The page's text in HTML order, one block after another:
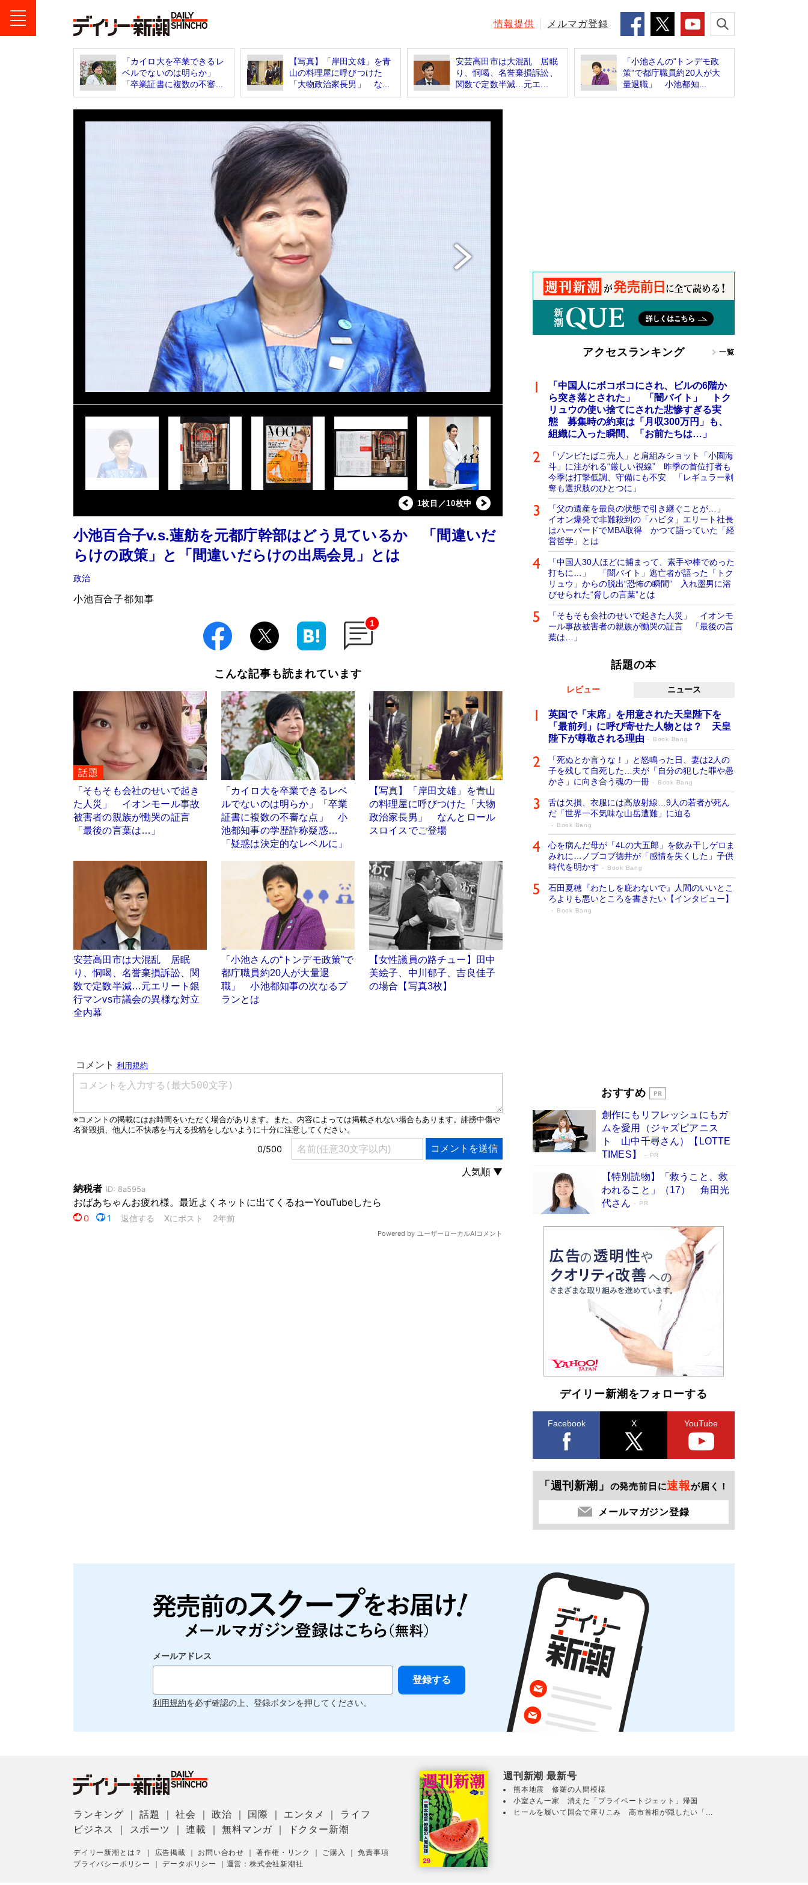
情報提供 メルマガ登録
「カイロ大を卒業できるレ
ベルでないのは明らか」
「卒業証書に複数の不審...
【写真】「岸田文雄」を青
山の料理屋に呼びつけた
「大物政治家長男」 な...
安芸高田市は大混乱 居眠
り、恫喝、名誉棄損訴訟、
関数で定数半減…元エ...
「小池さんの“トンデモ政
策”で都庁職員約20人が大
量退職」 小池都知...
1枚目／10枚中
小池百合子v.s.蓮舫を元都庁幹部はどう見ているか 「間違いだ
らけの政策」と「間違いだらけの出馬会見」とは
政治
小池百合子都知事
1
こんな記事も読まれています
話題
「そもそも会社のせいで起き
た人災」 イオンモール事故
被害者の親族が慟哭の証言
「最後の言葉は…」
「カイロ大を卒業できるレベ
ルでないのは明らか」「卒業
証書に複数の不審な点」 小
池都知事の学歴詐称疑惑…
「疑惑は決定的なレベルに」
【写真】「岸田文雄」を青山
の料理屋に呼びつけた「大物
政治家長男」 なんとロール
スロイスでご登場
安芸高田市は大混乱 居眠
り、恫喝、名誉棄損訴訟、関
数で定数半減…元エリート銀
行マンvs市議会の異様な対立
全内幕
「小池さんの“トンデモ政策”で
都庁職員約20人が大量退
職」 小池都知事の次なるプ
ランとは
【女性議員の路チュー】田中
美絵子、中川郁子、吉良佳子
の場合【写真3枚】
アクセスランキング 一覧
「中国人にボコボコにされ、ビルの6階か
ら突き落とされた」 「闇バイト」 トク
リュウの使い捨てにされた悲惨すぎる実
態 募集時の約束は「月収300万円」も、
組織に入った瞬間、「お前たちは…」
「ゾンビたばこ売人」と肩組みショット「小園海
斗」に注がれる“厳しい視線” 昨季の首位打者も
今季は打撃低調、守備にも不安 「レギュラー剥
奪も選択肢のひとつに」
「父の遺産を最良の状態で引き継ぐことが…」
イオン爆発で非難殺到の「ハビタ」エリート社長
はハーバードでMBA取得 かつて語っていた「経
営哲学」とは
「中国人30人ほどに捕まって、素手や棒でめった
打ちに…」 「闇バイト」逃亡者が語った「トク
リュウ」からの脱出“恐怖の瞬間” 入れ墨男に浴
びせられた“脅しの言葉”とは
「そもそも会社のせいで起きた人災」 イオンモ
ール事故被害者の親族が慟哭の証言 「最後の言
葉は…」
話題の本
レビュー ニュース
英国で「末席」を用意された天皇陛下を
「最前列」に呼び寄せた人物とは？ 天皇
陛下が尊敬される理由
Book Bang
「死ぬとか言うな！」と怒鳴った日、妻は2人の
子を残して自死した…夫が「自分の犯した罪や愚
かさ」に向き合う魂の一冊
Book Bang
舌は欠損、衣服には高放射線…9人の若者が死ん
だ「世界一不気味な山岳遭難」に迫る
Book Bang
心を病んだ母が「4Lの大五郎」を飲み干しゲロま
みれに…ノブコブ徳井が「感情を失くした」子供
時代を明かす
Book Bang
石田夏穂『わたしを庇わないで』人間のいいとこ
ろよりも悪いところを書きたい【インタビュー】
Book Bang
和田秀樹の70代、80代向け新書がベスト3を独
占 上半期1位にも選出［新書ベストセラー］
Book Bang
おすすめ
創作にもリフレッシュにもガ
ムを愛用（ジャズピアニス
ト 山中千尋さん）【LOTTE
TIMES】
PR
【特別読物】「救うこと、救
われること」（17） 角田光
代さん
PR
デイリー新潮をフォローする
Facebook X YouTube
「週刊新潮」 の発売前日に速報が届く！
メールマガジン登録
メールアドレス
利用規約を必ず確認の上、登録ボタンを押してください。
ランキング ｜話題 ｜社会 ｜政治 国際 エンタメ
ライフ
ビジネス
スポーツ ｜連載 ｜無料マンガ ドクター新潮
デイリー新潮とは？ 広告掲載 お問い合わせ ｜著作権・リンク ご購入 ｜免責事項
プライバシーポリシー
｜データポリシー 運営：株式会社新潮社
週刊新潮 最新号
熊本地震 修羅の人間模様
小室さん一家 消えた「プライベートジェット」帰国
ヒールを履いて国会で座りこみ 高市首相が隠したい「...